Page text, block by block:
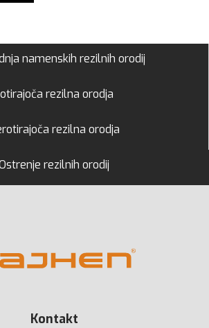
namenskih rezilnih orodij
rezilna orodja
rezilna orodja
rezilnih orodij
Kontakt